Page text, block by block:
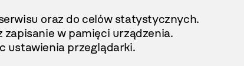
oraz do celów statystycznych.
w pamięci urządzenia.
ustawienia przeglądarki.